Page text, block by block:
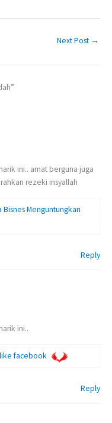
Next Post →
ini.. amat berguna juga
rezeki insyallah
Bisnes Menguntungkan
Reply
ini..
facebook
Reply